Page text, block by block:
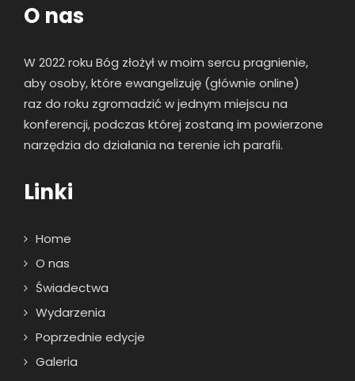
O nas
W 2022 roku Bóg złożył w moim sercu pragnienie,
aby osoby, które ewangelizuję (głównie online)
raz do roku zgromadzić w jednym miejscu na
konferencji, podczas której zostaną im powierzone
narzędzia do działania na terenie ich parafii.
Linki
Home
O nas
Świadectwa
Wydarzenia
Poprzednie edycje
Galeria